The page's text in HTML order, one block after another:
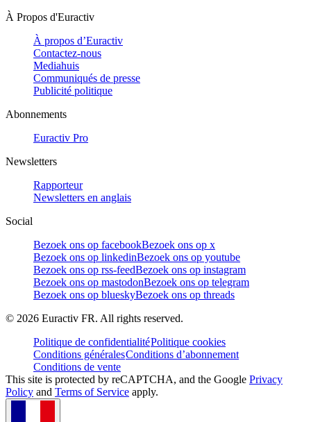
À Propos d'Euractiv
À propos d’Euractiv
Contactez-nous
Mediahuis
Communiqués de presse
Publicité politique
Abonnements
Euractiv Pro
Newsletters
Rapporteur
Newsletters en anglais
Social
Bezoek ons op facebookBezoek ons op x
Bezoek ons op linkedinBezoek ons op youtube
Bezoek ons op rss-feedBezoek ons op instagram
Bezoek ons op mastodonBezoek ons op telegram
Bezoek ons op blueskyBezoek ons op threads
© 2026 Euractiv FR. All rights reserved.
Politique de confidentialitéPolitique cookies
Conditions généralesConditions d’abonnement
Conditions de vente
This site is protected by reCAPTCHA, and the Google Privacy
Policy and Terms of Service apply.